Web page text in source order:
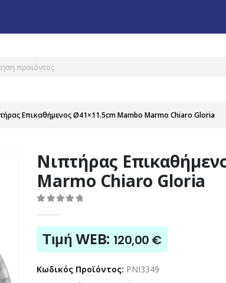
Επικαθήμενος Ø41×11.5cm Mambo Marmo Chiaro Gloria
Νιπτήρας
Marmo Chiaro Gloria
Τιμή WEB: 120,00 €
Κωδικός Προϊόντος: PNI3349